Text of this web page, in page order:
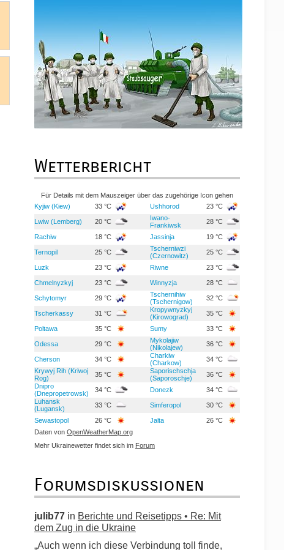
Wetterbericht
Für Details mit dem Mauszeiger über das zugehörige Icon gehen
Kyjiw (Kiew)
33 °C Ushhorod 23 °C
Lwiw (Lemberg) 20 °C
Iwano-
Frankiwsk
28 °C
Rachiw 18 °C Jassinja 19 °C
Ternopil 25 °C
Tscherniwzi
(Czernowitz)
25 °C
Luzk 23 °C Riwne 23 °C
Chmelnyzkyj 23 °C Winnyzja 28 °C
Schytomyr 29 °C
Tschernihiw
(Tschernigow)
32 °C
Tscherkassy 31 °C
Kropywnyzkyj
(Kirowograd)
35 °C
Poltawa 35 °C Sumy 33 °C
Odessa 29 °C
Mykolajiw
(Nikolajew)
36 °C
Cherson 34 °C
Charkiw
(Charkow)
34 °C
Krywyj Rih (Kriwoj
Rog)
35 °C
Saporischschja
(Saporoschje)
36 °C
Dnipro
(Dnepropetrowsk)
34 °C Donezk
34 °C
Luhansk
(Lugansk)
33 °C Simferopol 30 °C
Sewastopol 26 °C Jalta
26 °C
Daten von OpenWeatherMap.org
Mehr Ukrainewetter findet sich im Forum
Forumsdiskussionen
julib77 in Berichte und Reisetipps • Re: Mit
dem Zug in die Ukraine
„Auch wenn ich diese Verbindung toll finde,